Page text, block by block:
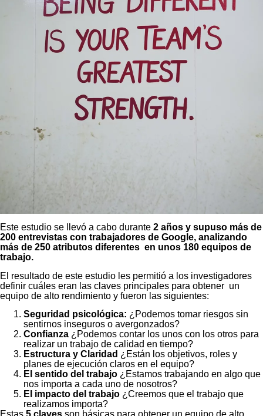
Este estudio se llevó a cabo durante 2 años y supuso más de
200 entrevistas con trabajadores de Google, analizando
más de 250 atributos diferentes en unos 180 equipos de
trabajo.
El resultado de este estudio les permitió a los investigadores
definir cuáles eran las claves principales para obtener un
equipo de alto rendimiento y fueron las siguientes:
Seguridad psicológica: ¿Podemos tomar riesgos sin
sentirnos inseguros o avergonzados?
Confianza ¿Podemos contar los unos con los otros para
realizar un trabajo de calidad en tiempo?
Estructura y Claridad ¿Están los objetivos, roles y
planes de ejecución claros en el equipo?
El sentido del trabajo ¿Estamos trabajando en algo que
nos importa a cada uno de nosotros?
El impacto del trabajo ¿Creemos que el trabajo que
realizamos importa?